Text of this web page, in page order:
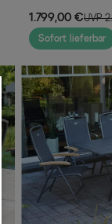
4 Klappstühle,
Armlehnen
1.799,00 €UVP
Sofort lieferbar